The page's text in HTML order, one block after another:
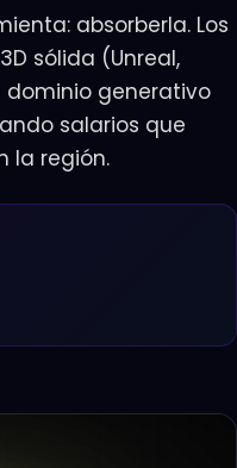
absorberla. Los
sólida (Unreal,
generativo
salarios que
la región.